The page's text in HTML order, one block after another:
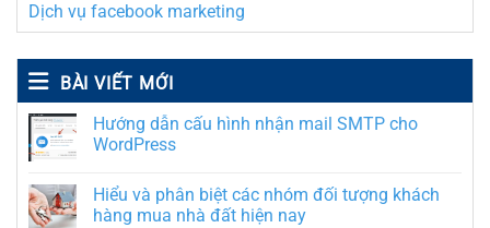
Dịch vụ facebook marketing
BÀI VIẾT MỚI
Hướng dẫn cấu hình nhận mail SMTP cho
WordPress
Hiểu và phân biệt các nhóm đối tượng khách
hàng mua nhà đất hiện nay